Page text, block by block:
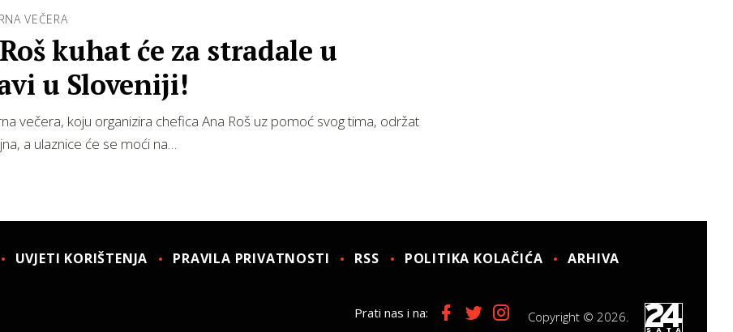
VEČERA
kuhat će za stradale u
u Sloveniji!
večera, koju organizira chefica Ana Roš uz pomoć svog tima, održat
a ulaznice će se moći na…
UVJETI KORIŠTENJA PRAVILA PRIVATNOSTI RSS POLITIKA KOLAČIĆA ARHIVA
Prati nas i na: Copyright © 2026.